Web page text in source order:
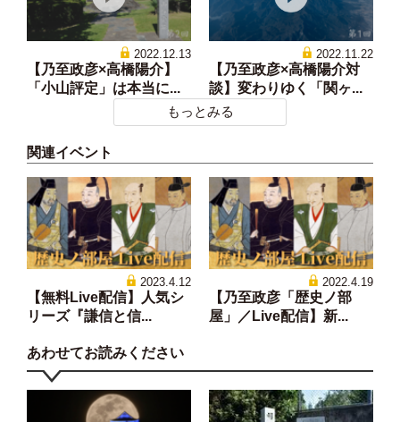
2022.12.13
【乃至政彦×高橋陽介】
「小山評定」は本当に...
2022.11.22
【乃至政彦×高橋陽介対
談】変わりゆく「関ヶ...
もっとみる
関連イベント
2023.4.12
【無料Live配信】人気シ
リーズ『謙信と信...
2022.4.19
【乃至政彦「歴史ノ部
屋」／Live配信】新...
あわせてお読みください